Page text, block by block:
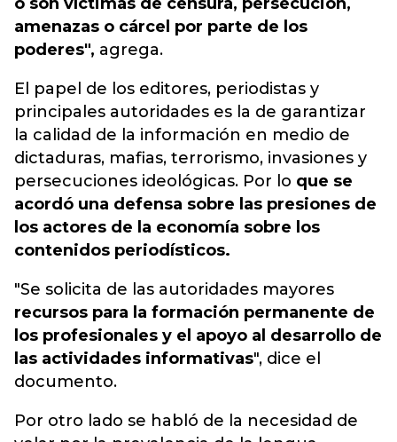
amenazas o cárcel por parte de los
poderes", agrega.
El papel de los editores, periodistas y
principales autoridades es la de garantizar
la calidad de la información en medio de
dictaduras, mafias, terrorismo, invasiones y
persecuciones ideológicas. Por lo que se
acordó una defensa sobre las presiones de
los actores de la economía sobre los
contenidos periodísticos.
"Se solicita de las autoridades mayores
recursos para la formación permanente de
los profesionales y el apoyo al desarrollo de
las actividades informativas", dice el
documento.
Por otro lado se habló de la necesidad de